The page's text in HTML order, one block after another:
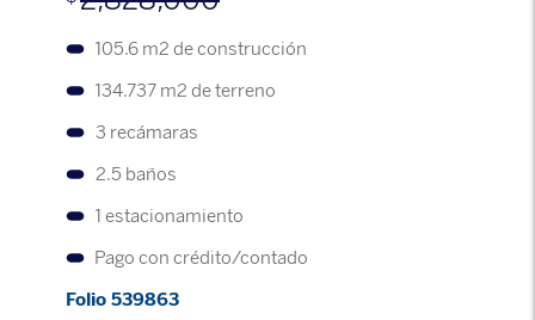
105.6 m2 de construcción
134.737 m2 de terreno
3 recámaras
2.5 baños
1 estacionamiento
Pago con crédito/contado
Folio 539863